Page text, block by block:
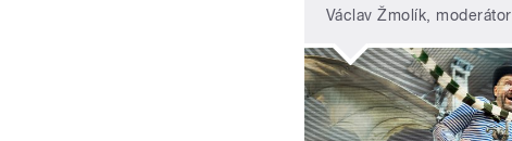
Václav Žmolík, moderátor